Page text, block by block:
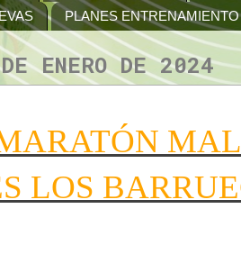
PLANES ENTRENAMIENTO
ENERO DE 2024
LOS